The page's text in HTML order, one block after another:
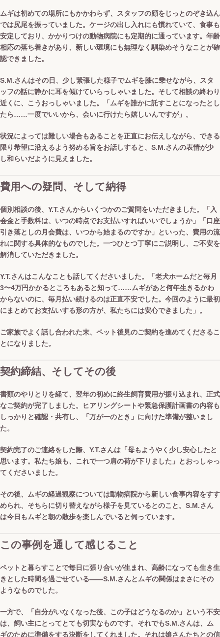
ムギは初めての場所にもかかわらず、スタッフの顔をじっとのぞき込ん
では尻尾を振っていました。ケージの出し入れにも慣れていて、食事も
安定しており、かかりつけの動物病院にも定期的に通っています。年齢
相応の落ち着きがあり、新しい環境にも無理なく馴染めそうなことが確
認できました。
S.M.さんはその日、少し緊張した様子でムギを膝に乗せながら、スタ
ッフの話に静かに耳を傾けていらっしゃいました。そして相談の終わり
近くに、こうおっしゃいました。「ムギを誰かに託すことになったとし
たら……一度でいいから、会いに行けたら嬉しいんですが」。
状況によっては難しい場合もあることを正直にお伝えしながら、できる
限り希望に沿えるよう努める旨をお話しすると、S.M.さんの表情が少
し和らいだように見えました。
費用への疑問、そして納得
個別相談の後、Y.T.さんからいくつかのご質問をいただきました。「入
会金と手数料は、いつの時点でお支払いすればいいでしょうか」「口座
引き落としの月会費は、いつから始まるのですか」といった、費用の流
れに関する具体的なものでした。一つひとつ丁寧にご説明し、ご不安を
解消していただきました。
Y.T.さんはこんなことも話してくださいました。「老犬ホームだと毎月
3〜4万円かかるところもあると知って……ムギがあと何年生きるかわ
からないのに、毎月払い続けるのは正直不安でした。今回のように最初
にまとめてお支払いする形の方が、私たちには安心できました」。
ご家族でよく話し合われた末、ペット後見のご契約を進めてくださるこ
とになりました。
契約締結、そしてその後
書類のやりとりを経て、翌年の初めに終生飼育費用が振り込まれ、正式
なご契約が完了しました。ヒアリングシートや緊急保護計画書の内容も
しっかりと確認・共有し、「万が一のとき」に向けた準備が整いまし
た。
契約完了のご連絡をした際、Y.T.さんは「母もようやく少し安心したと
思います。私たち娘も、これで一つ肩の荷が下りました」とおっしゃっ
てくださいました。
その後、ムギの経過観察については動物病院から新しい食事内容をすす
められ、そちらに切り替えながら様子を見ているとのこと。S.M.さん
は今日もムギと朝の散歩を楽しんでいると伺っています。
この事例を通して感じること
ペットと暮らすことで毎日に張り合いが生まれ、高齢になっても生き生
きとした時間を過ごせている——S.M.さんとムギの関係はまさにその
ようなものでした。
一方で、「自分がいなくなった後、この子はどうなるのか」という不安
は、飼い主にとってとても切実なものです。それでもS.M.さんは、ム
ギのために準備をする決断をしてくれました。それは娘さんたちとの信